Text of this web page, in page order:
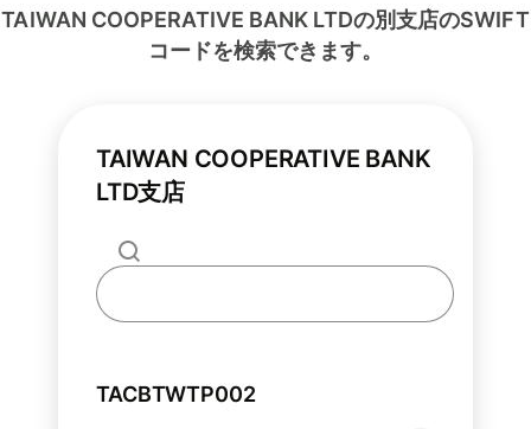
TAIWAN COOPERATIVE BANK LTDの別支店のSWIFT
コードを検索できます。
TAIWAN COOPERATIVE BANK
LTD支店
TACBTWTP002